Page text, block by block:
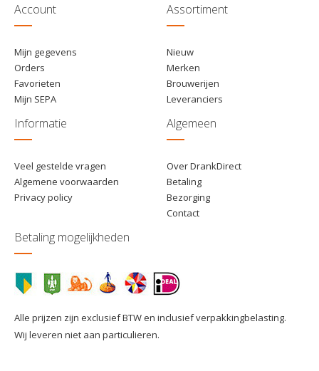
Account
Mijn gegevens
Orders
Favorieten
Mijn SEPA
Assortiment
Nieuw
Merken
Brouwerijen
Leveranciers
Informatie
Veel gestelde vragen
Algemene voorwaarden
Privacy policy
Algemeen
Over DrankDirect
Betaling
Bezorging
Contact
Betaling mogelijkheden
Alle prijzen zijn exclusief BTW en inclusief verpakkingbelasting.
Wij leveren niet aan particulieren.